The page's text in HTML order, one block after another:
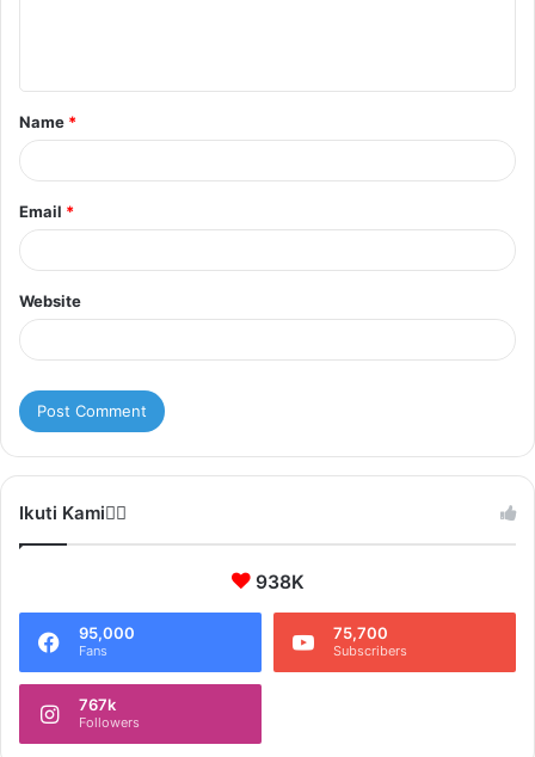
t
*
Name *
Email *
Website
Ikuti Kami❤️‍🔥
938K
95,000
Fans
75,700
Subscribers
767k
Followers